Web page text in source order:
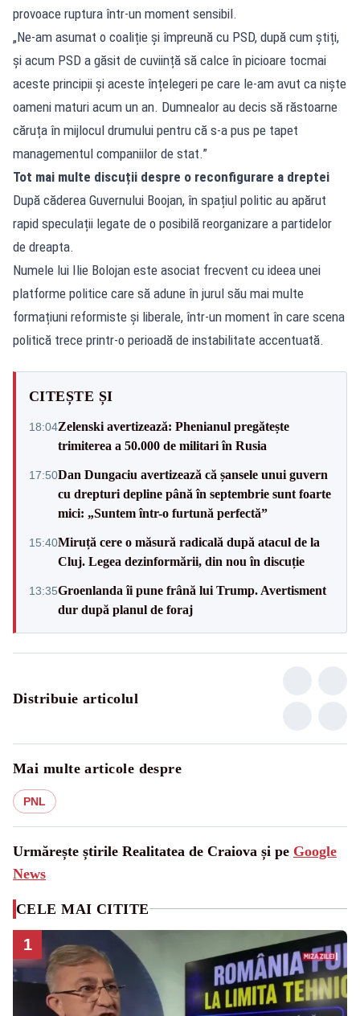
provoace ruptura într-un moment sensibil.
„Ne-am asumat o coaliție și împreună cu PSD, după cum știți,
și acum PSD a găsit de cuviință să calce în picioare tocmai
aceste principii și aceste înțelegeri pe care le-am avut ca niște
oameni maturi acum un an. Dumnealor au decis să răstoarne
căruța în mijlocul drumului pentru că s-a pus pe tapet
managementul companiilor de stat.”
Tot mai multe discuții despre o reconfigurare a dreptei
După căderea Guvernului Boojan, în spațiul politic au apărut
rapid speculații legate de o posibilă reorganizare a partidelor
de dreapta.
Numele lui Ilie Bolojan este asociat frecvent cu ideea unei
platforme politice care să adune în jurul său mai multe
formațiuni reformiste și liberale, într-un moment în care scena
politică trece printr-o perioadă de instabilitate accentuată.
CITEȘTE ȘI
18:04Zelenski avertizează: Phenianul pregătește
trimiterea a 50.000 de militari în Rusia
17:50Dan Dungaciu avertizează că șansele unui guvern
cu drepturi depline până în septembrie sunt foarte
mici: „Suntem într-o furtună perfectă”
15:40Miruță cere o măsură radicală după atacul de la
Cluj. Legea dezinformării, din nou în discuție
13:35Groenlanda îi pune frână lui Trump. Avertisment
dur după planul de foraj
Distribuie articolul
Mai multe articole despre
PNL
Urmărește știrile Realitatea de Craiova și pe Google
News
CELE MAI CITITE
1